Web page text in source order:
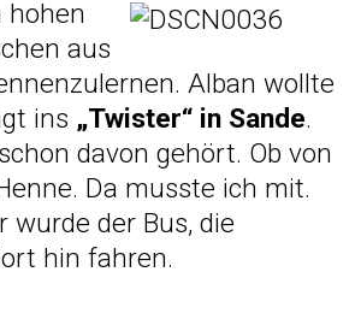
hohen
aus
Alban wollte
ins „Twister“ in Sande.
davon gehört. Ob von
Da musste ich mit.
wurde der Bus, die
hin fahren.